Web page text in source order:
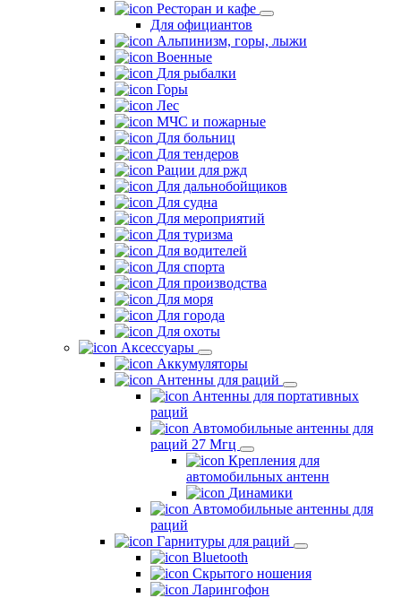
Ресторан и кафе
Для официантов
Альпинизм, горы, лыжи
Военные
Для рыбалки
Горы
Лес
МЧС и пожарные
Для больниц
Для тендеров
Рации для ржд
Для дальнобойщиков
Для судна
Для мероприятий
Для туризма
Для водителей
Для спорта
Для производства
Для моря
Для города
Для охоты
Аксессуары
Аккумуляторы
Антенны для раций
Антенны для портативных
раций
Автомобильные антенны для
раций 27 Мгц
Крепления для
автомобильных антенн
Динамики
Автомобильные антенны для
раций
Гарнитуры для раций
Bluetooth
Скрытого ношения
Ларингофон